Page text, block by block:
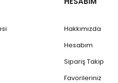
Hakkımızda
Hesabım
Sipariş Takip
Favorileriniz